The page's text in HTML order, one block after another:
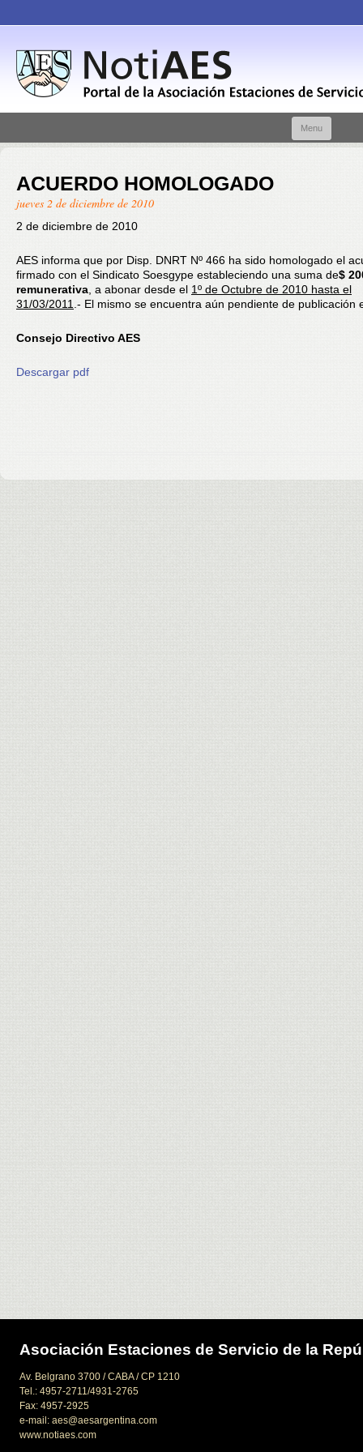
Menu
ACUERDO HOMOLOGADO
jueves 2 de diciembre de 2010
2 de diciembre de 2010
AES informa que por Disp. DNRT Nº 466 ha sido homologado el
firmado con el Sindicato Soesgype estableciendo una suma de$
remunerativa , a abonar desde el 1º de Octubre de 2010 hasta el
31/03/2011 .- El mismo se encuentra aún pendiente de publicación
Consejo Directivo AES
Descargar pdf
Asociación Estaciones de Servicio de la
Av. Belgrano 3700 / CABA / CP 1210
Tel.: 4957-2711/4931-2765
Fax: 4957-2925
e-mail: aes@aesargentina.com
www.notiaes.com